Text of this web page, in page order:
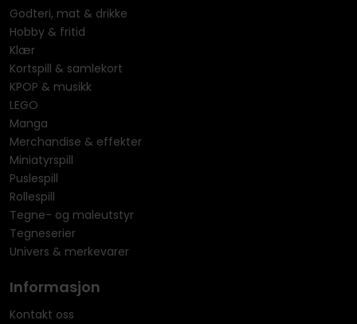
Godteri, mat & drikke
Hobby & fritid
Klær
Kortspill & samlekort
KPOP & musikk
LEGO
Manga
Merchandise & effekter
Miniatyrspill
Puslespill
Rollespill
Tegne- og maleutstyr
Tegneserier
Univers & merkevarer
Informasjon
Kontakt oss